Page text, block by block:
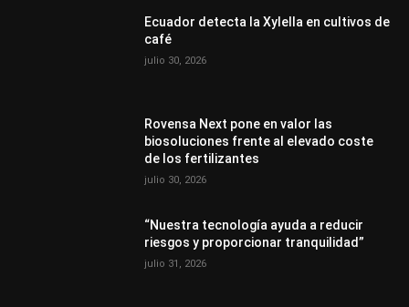
Ecuador detecta la Xylella en cultivos de
café
julio 30, 2026
Rovensa Next pone en valor las
biosoluciones frente al elevado coste
de los fertilizantes
julio 30, 2026
“Nuestra tecnología ayuda a reducir
riesgos y proporcionar tranquilidad”
julio 31, 2026